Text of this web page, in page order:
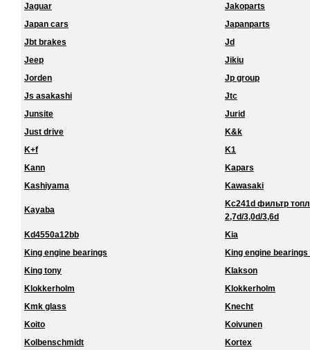
Jaguar
Jakoparts
Japan cars
Japanparts
Jbt brakes
Jd
Jeep
Jikiu
Jorden
Jp group
Js asakashi
Jtc
Junsite
Jurid
Just drive
K&k
K+f
K1
Kann
Kapars
Kashiyama
Kawasaki
Kayaba
Kc241d фильтр
2,7d/3,0d/3,6d
Kd4550a12bb
Kia
King engine bearings
King engine bearings
King tony
Klakson
Klokkerholm
Klokkerholm
Kmk glass
Knecht
Koito
Koivunen
Kolbenschmidt
Kortex